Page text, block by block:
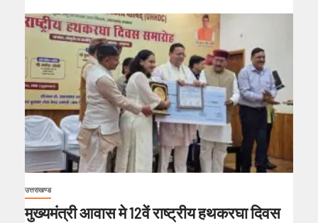
उत्तराखण्ड
मुख्यमंत्री आवास मे 12वें राष्ट्रीय हथकरघा दिवस